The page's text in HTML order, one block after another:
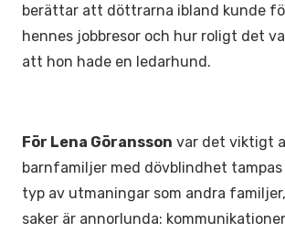
berättar att döttrarna ibland kunde
hennes jobbresor och hur roligt det
att hon hade en ledarhund.
För Lena Göransson var det viktigt
barnfamiljer med dövblindhet tampas
typ av utmaningar som andra
saker är annorlunda: